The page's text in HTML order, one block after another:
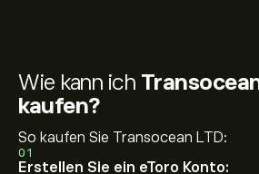
Wie kann ich
kaufen?
So kaufen Sie Transocean LTD:
01
Erstellen Sie ein eToro Konto: